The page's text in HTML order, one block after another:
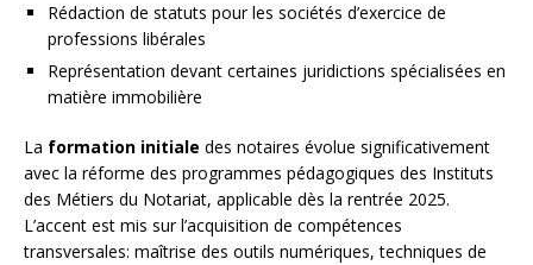
Rédaction de statuts pour les sociétés d’exercice de
professions libérales
Représentation devant certaines juridictions spécialisées en
matière immobilière
La formation initiale des notaires évolue significativement
avec la réforme des programmes pédagogiques des Instituts
des Métiers du Notariat, applicable dès la rentrée 2025.
L’accent est mis sur l’acquisition de compétences
transversales: maîtrise des outils numériques, techniques de